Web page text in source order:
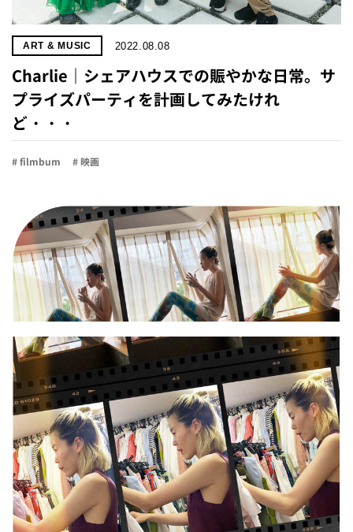
ART & MUSIC 2022.08.08
Charlie｜シェアハウスでの賑やかな日常。サ
プライズパーティを計画してみたけれ
ど・・・
# filmbum # 映画